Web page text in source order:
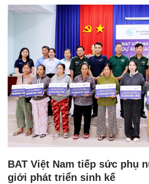
BAT Việt Nam tiếp sức phụ
giới phát triển sinh kế